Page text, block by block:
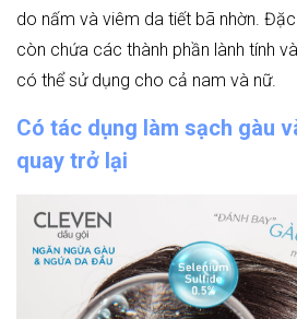
do nấm và viêm da tiết bã nhờn. Đặc
còn chứa các thành phần lành tính
có thể sử dụng cho cả nam và nữ.
Có tác dụng làm sạch gàu
quay trở lại